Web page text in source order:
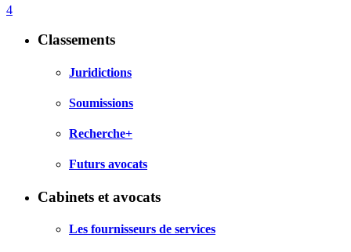
4
Classements
Juridictions
Soumissions
Recherche+
Futurs avocats
Cabinets et avocats
Les fournisseurs de services